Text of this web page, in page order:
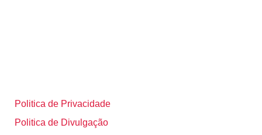
Politica de Privacidade
Politica de Divulgação